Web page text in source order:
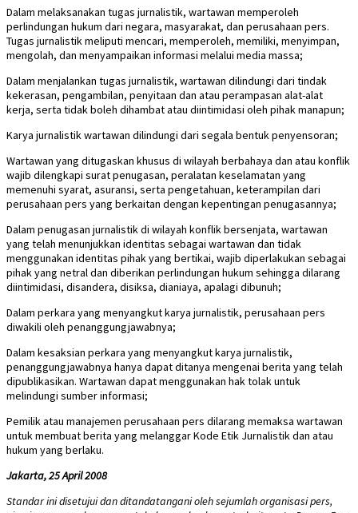
Dalam melaksanakan tugas jurnalistik, wartawan memperoleh
perlindungan hukum dari negara, masyarakat, dan perusahaan pers.
Tugas jurnalistik meliputi mencari, memperoleh, memiliki, menyimpan,
mengolah, dan menyampaikan informasi melalui media massa;
Dalam menjalankan tugas jurnalistik, wartawan dilindungi dari tindak
kekerasan, pengambilan, penyitaan dan atau perampasan alat-alat
kerja, serta tidak boleh dihambat atau diintimidasi oleh pihak manapun;
Karya jurnalistik wartawan dilindungi dari segala bentuk penyensoran;
Wartawan yang ditugaskan khusus di wilayah berbahaya dan atau konflik
wajib dilengkapi surat penugasan, peralatan keselamatan yang
memenuhi syarat, asuransi, serta pengetahuan, keterampilan dari
perusahaan pers yang berkaitan dengan kepentingan penugasannya;
Dalam penugasan jurnalistik di wilayah konflik bersenjata, wartawan
yang telah menunjukkan identitas sebagai wartawan dan tidak
menggunakan identitas pihak yang bertikai, wajib diperlakukan sebagai
pihak yang netral dan diberikan perlindungan hukum sehingga dilarang
diintimidasi, disandera, disiksa, dianiaya, apalagi dibunuh;
Dalam perkara yang menyangkut karya jurnalistik, perusahaan pers
diwakili oleh penanggungjawabnya;
Dalam kesaksian perkara yang menyangkut karya jurnalistik,
penanggungjawabnya hanya dapat ditanya mengenai berita yang telah
dipublikasikan. Wartawan dapat menggunakan hak tolak untuk
melindungi sumber informasi;
Pemilik atau manajemen perusahaan pers dilarang memaksa wartawan
untuk membuat berita yang melanggar Kode Etik Jurnalistik dan atau
hukum yang berlaku.
Jakarta, 25 April 2008
Standar ini disetujui dan ditandatangani oleh sejumlah organisasi pers,